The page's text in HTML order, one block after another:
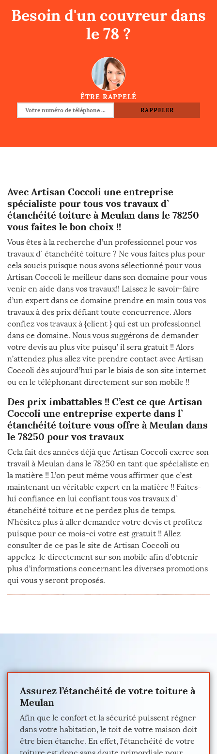
Besoin d'un couvreur dans
le 78 ?
ÊTRE RAPPELÉ
Avec Artisan Coccoli une entreprise
spécialiste pour tous vos travaux d`
étanchéité toiture à Meulan dans le 78250
vous faites le bon choix !!
Vous êtes à la recherche d’un professionnel pour vos
travaux d` étanchéité toiture ? Ne vous faites plus pour
cela soucis puisque nous avons sélectionné pour vous
Artisan Coccoli le meilleur dans son domaine pour vous
venir en aide dans vos travaux!! Laissez le savoir-faire
d’un expert dans ce domaine prendre en main tous vos
travaux à des prix défiant toute concurrence. Alors
confiez vos travaux à {client } qui est un professionnel
dans ce domaine. Nous vous suggérons de demander
votre devis au plus vite puisqu’ il sera gratuit !! Alors
n’attendez plus allez vite prendre contact avec Artisan
Coccoli dès aujourd’hui par le biais de son site internet
ou en le téléphonant directement sur son mobile !!
Des prix imbattables !! C’est ce que Artisan
Coccoli une entreprise experte dans l`
étanchéité toiture vous offre à Meulan dans
le 78250 pour vos travaux
Cela fait des années déjà que Artisan Coccoli exerce son
travail à Meulan dans le 78250 en tant que spécialiste en
la matière !! L’on peut même vous affirmer que c’est
maintenant un véritable expert en la matière !! Faites-
lui confiance en lui confiant tous vos travaux d`
étanchéité toiture et ne perdez plus de temps.
N’hésitez plus à aller demander votre devis et profitez
puisque pour ce mois-ci votre est gratuit !! Allez
consulter de ce pas le site de Artisan Coccoli ou
appelez-le directement sur son mobile afin d’obtenir
plus d’informations concernant les diverses promotions
qui vous y seront proposés.
Assurez l’étanchéité de votre toiture à
Meulan
Afin que le confort et la sécurité puissent régner
dans votre habitation, le toit de votre maison doit
être bien étanche. En effet, l’étanchéité de votre